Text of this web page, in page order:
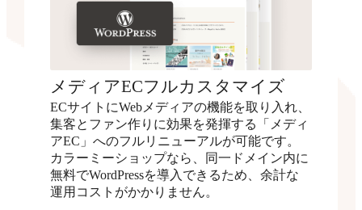
メディアECフルカスタマイズ
ECサイトにWebメディアの機能を取り入れ、
集客とファン作りに効果を発揮する「メディ
アEC」へのフルリニューアルが可能です。
カラーミーショップなら、同一ドメイン内に
無料でWordPressを導入できるため、余計な
運用コストがかかりません。